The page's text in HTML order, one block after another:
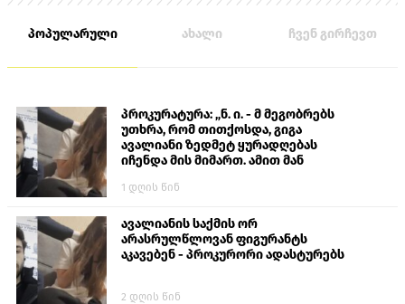
პოპულარული ახალი ჩვენ გირჩევთ
პროკურატურა: „ნ. ი. - მ მეგობრებს
უთხრა, რომ თითქოსდა, გიგა
ავალიანი ზედმეტ ყურადღებას
იჩენდა მის მიმართ. ამით მან
თავს დასხმოდა გიგა ავალიანს“
1 დღის წინ
ავალიანის საქმის ორ
არასრულწლოვან ფიგურანტს
აკავებენ - პროკურორი ადასტურებს
2 დღის წინ